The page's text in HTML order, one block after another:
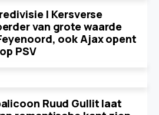
| Kersverse
van grote waarde
ook Ajax opent
PSV
Ruud Gullit laat